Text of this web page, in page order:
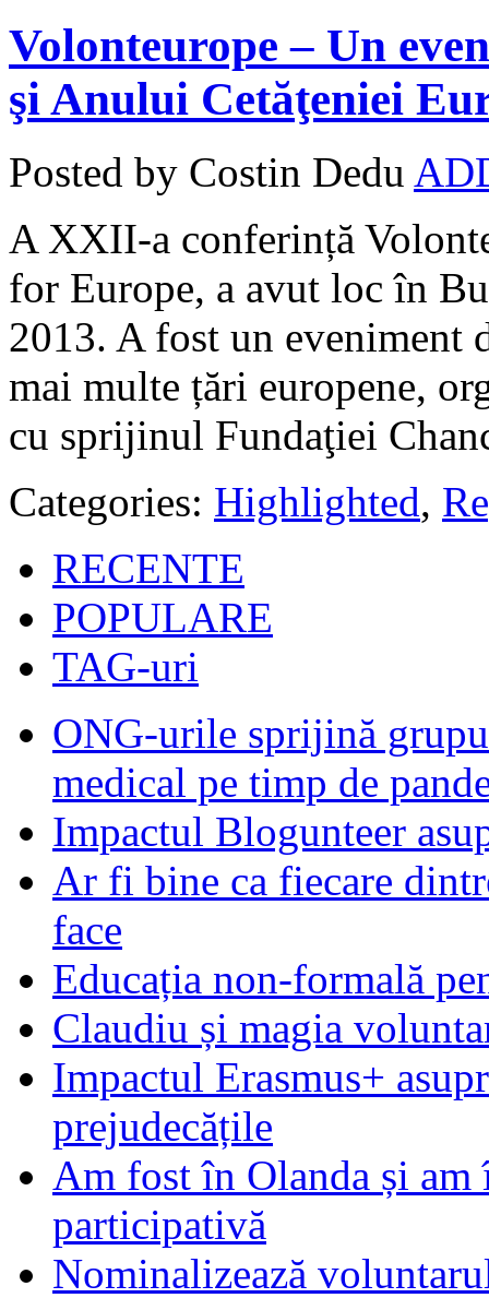
Volonteurope – Un
şi Anului Cetăţeniei
Posted by Costin Dedu
A XXII-a conferință
for Europe, a avut loc în
2013. A fost un eveniment
mai multe țări europene,
cu sprijinul Fundaţiei
Categories: Highlighted,
RECENTE
POPULARE
TAG-uri
ONG-urile sprijină
medical pe timp de
Impactul Blogunteer
Ar fi bine ca fiecare
face
Educația non-formală
Claudiu și magia
Impactul Erasmus+
prejudecățile
Am fost în Olanda și am
participativă
Nominalizează